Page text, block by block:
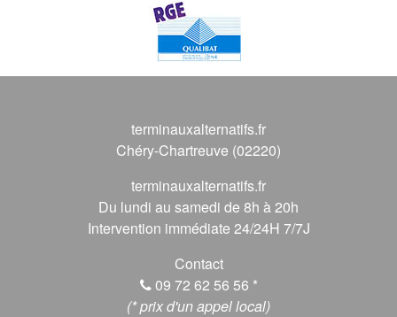
terminauxalternatifs.fr
Chéry-Chartreuve (02220)
terminauxalternatifs.fr
Du lundi au samedi de 8h à 20h
Intervention immédiate 24/24H 7/7J
Contact
09 72 62 56 56 *
(* prix d'un appel local)